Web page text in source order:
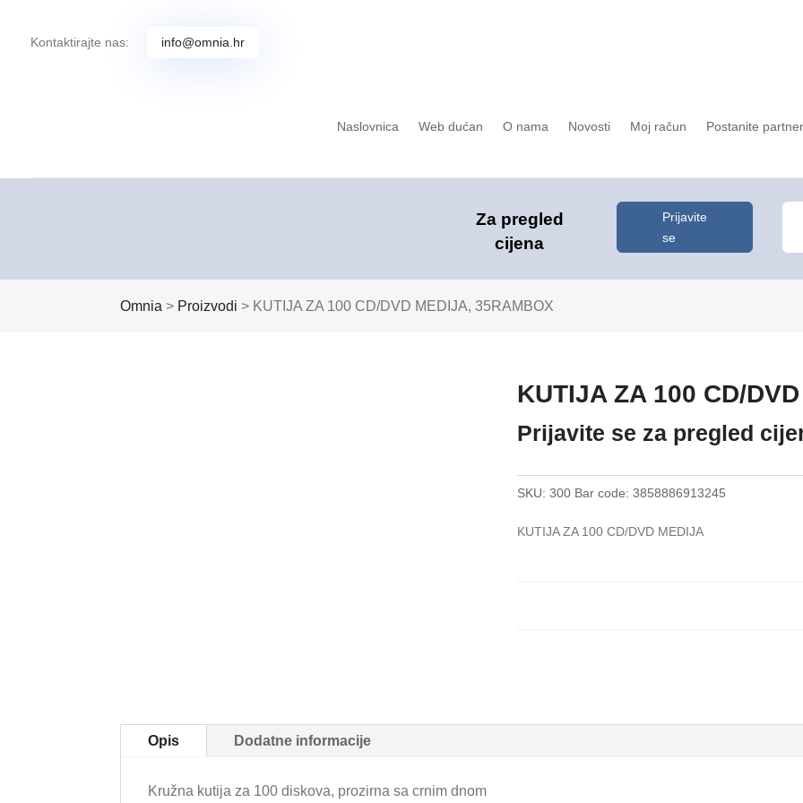
Kontaktirajte nas: info@omnia.hr
Naslovnica Web dućan O nama Novosti Moj račun Postanite
Za pregled
cijena
Prijavite
se
Omnia > Proizvodi > KUTIJA ZA 100 CD/DVD MEDIJA, 35RAMBOX
KUTIJA ZA 100 CD/
Prijavite se za pregled
SKU:300 Bar code:3858886913245
KUTIJA ZA 100 CD/DVD MEDIJA
Opis Dodatne informacije
Kružna kutija za 100 diskova, prozirna sa crnim dnom